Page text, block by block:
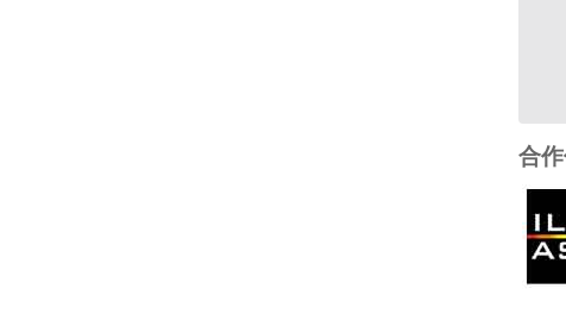
合